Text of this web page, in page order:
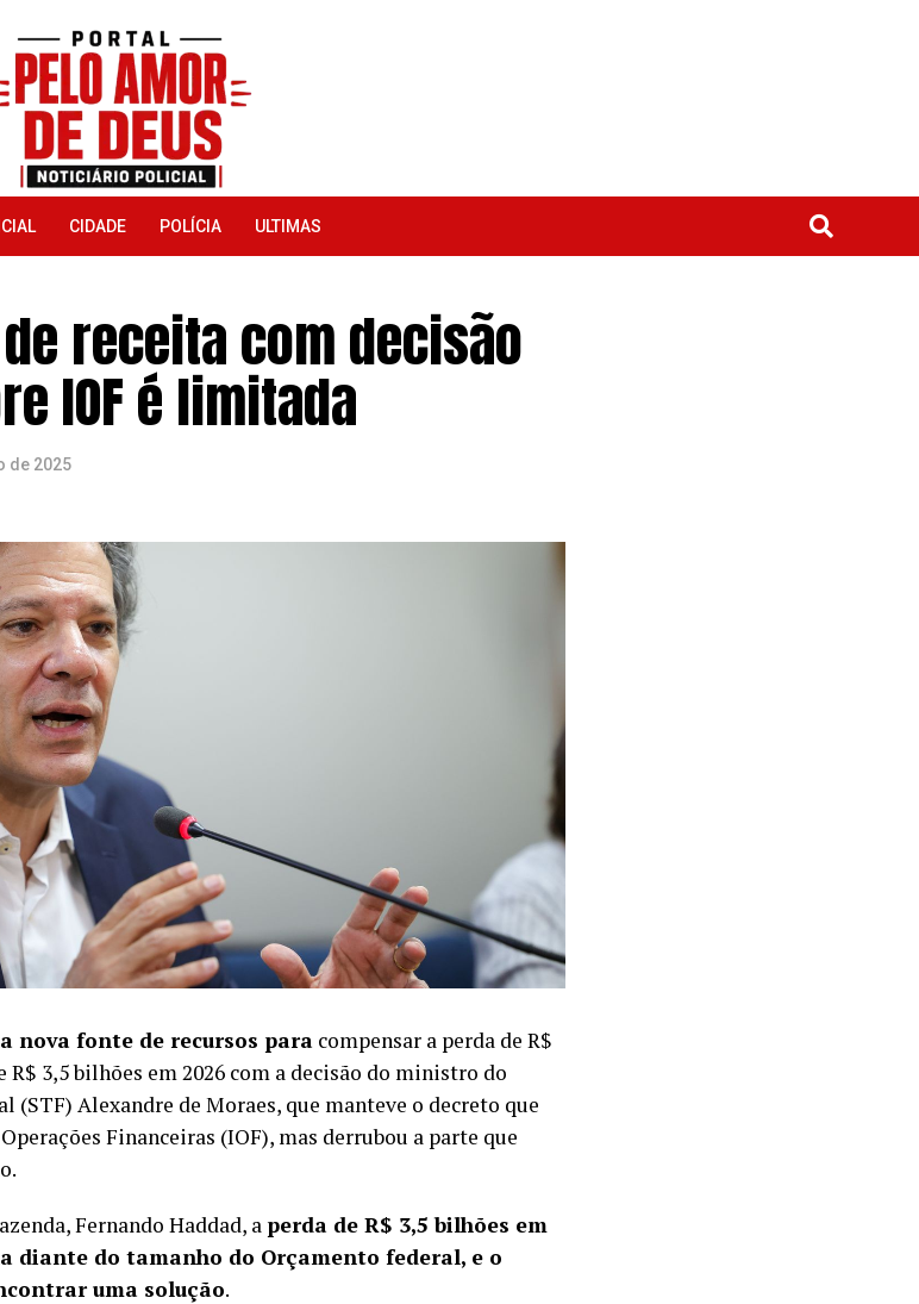
CIDADE POLÍCIA ULTIMAS
receita com decisão
IOF é limitada
de 2025
nova fonte de recursos para compensar a perda de R$
R$ 3,5 bilhões em 2026 com a decisão do ministro do
(STF) Alexandre de Moraes, que manteve o decreto que
Financeiras (IOF), mas derrubou a parte que
Fernando Haddad, a perda de R$ 3,5 bilhões em
diante do tamanho do Orçamento federal, e o
uma solução.